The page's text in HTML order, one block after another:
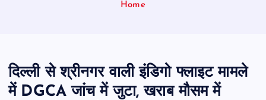
Home
दिल्ली से श्रीनगर वाली इंडिगो फ्लाइट मामले
में DGCA जांच में जुटा, खराब मौसम में